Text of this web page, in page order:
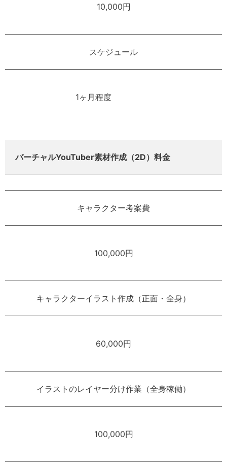
10,000円
スケジュール
1ヶ月程度
バーチャルYouTuber素材作成（2D）料金
キャラクター考案費
100,000円
キャラクターイラスト作成（正面・全身）
60,000円
イラストのレイヤー分け作業（全身稼働）
100,000円